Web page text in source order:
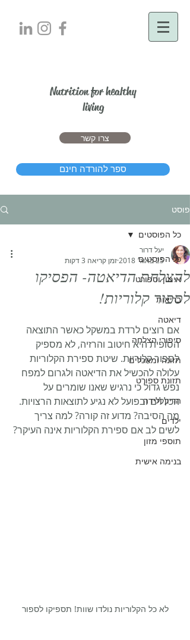
Nutrition for healthy
living
צרו קשר
ספר להורדה חינם
פוסט
כל הפוסטים
אימון וספורט
בריאות
דיאטה
סיפורי הצלחה
תזונה ומאכלים
תזונת ספורט
הריון ולידה
ילדים
תוספי מזון
בנימה אישית
כל הפוסטים
להצלחת הדיאטה- הפסיקו
לספור קלוריות!
יעל דרור
25 באוג׳ 2018
זמן קריאה 3 דקות
אם רוצים לרדת במשקל כאשר התוצאה
הסופית היא חיטוב והרזיה, לא מספיק
לספור קלוריות. שיטת ספירת הקלוריות
עלולה להכשיל את הדיאטה ולגרום למפח
נפש גדול כי נרגיש שאנו שומרים על
הכללים ובפועל לא נגיע לתוצאות הרצויות.
מה הסיבה? מדוע זה קורה? למה צריך
לשים לב אם ספירת הקלוריות אינה העיקר?
לא כל הקלוריות נולדו שוות! תספיקו לספור